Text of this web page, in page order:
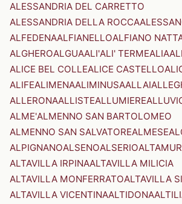
ALESSANDRIA DEL CARRETTO
ALESSANDRIA DELLA ROCCA
ALFEDENAALFIANELLOALFIANO
ALGHEROALGUAALI'ALI' TERMEALIA
ALICE BEL COLLEALICE CASTELLO
ALIFEALIMENAALIMINUSAALLAI
ALLERONAALLISTEALLUMIERE
ALME'ALMENNO SAN BARTOLOMEO
ALMENNO SAN SALVATOREALMESE
ALPIGNANOALSENOALSERIO
ALTAVILLA IRPINAALTAVILLA MILICIA
ALTAVILLA MONFERRATOALTAVILLA
ALTAVILLA VICENTINAALTIDONA